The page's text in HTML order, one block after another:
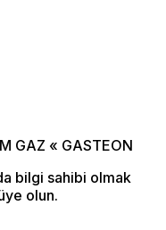
bilgi sahibi olmak
olun.